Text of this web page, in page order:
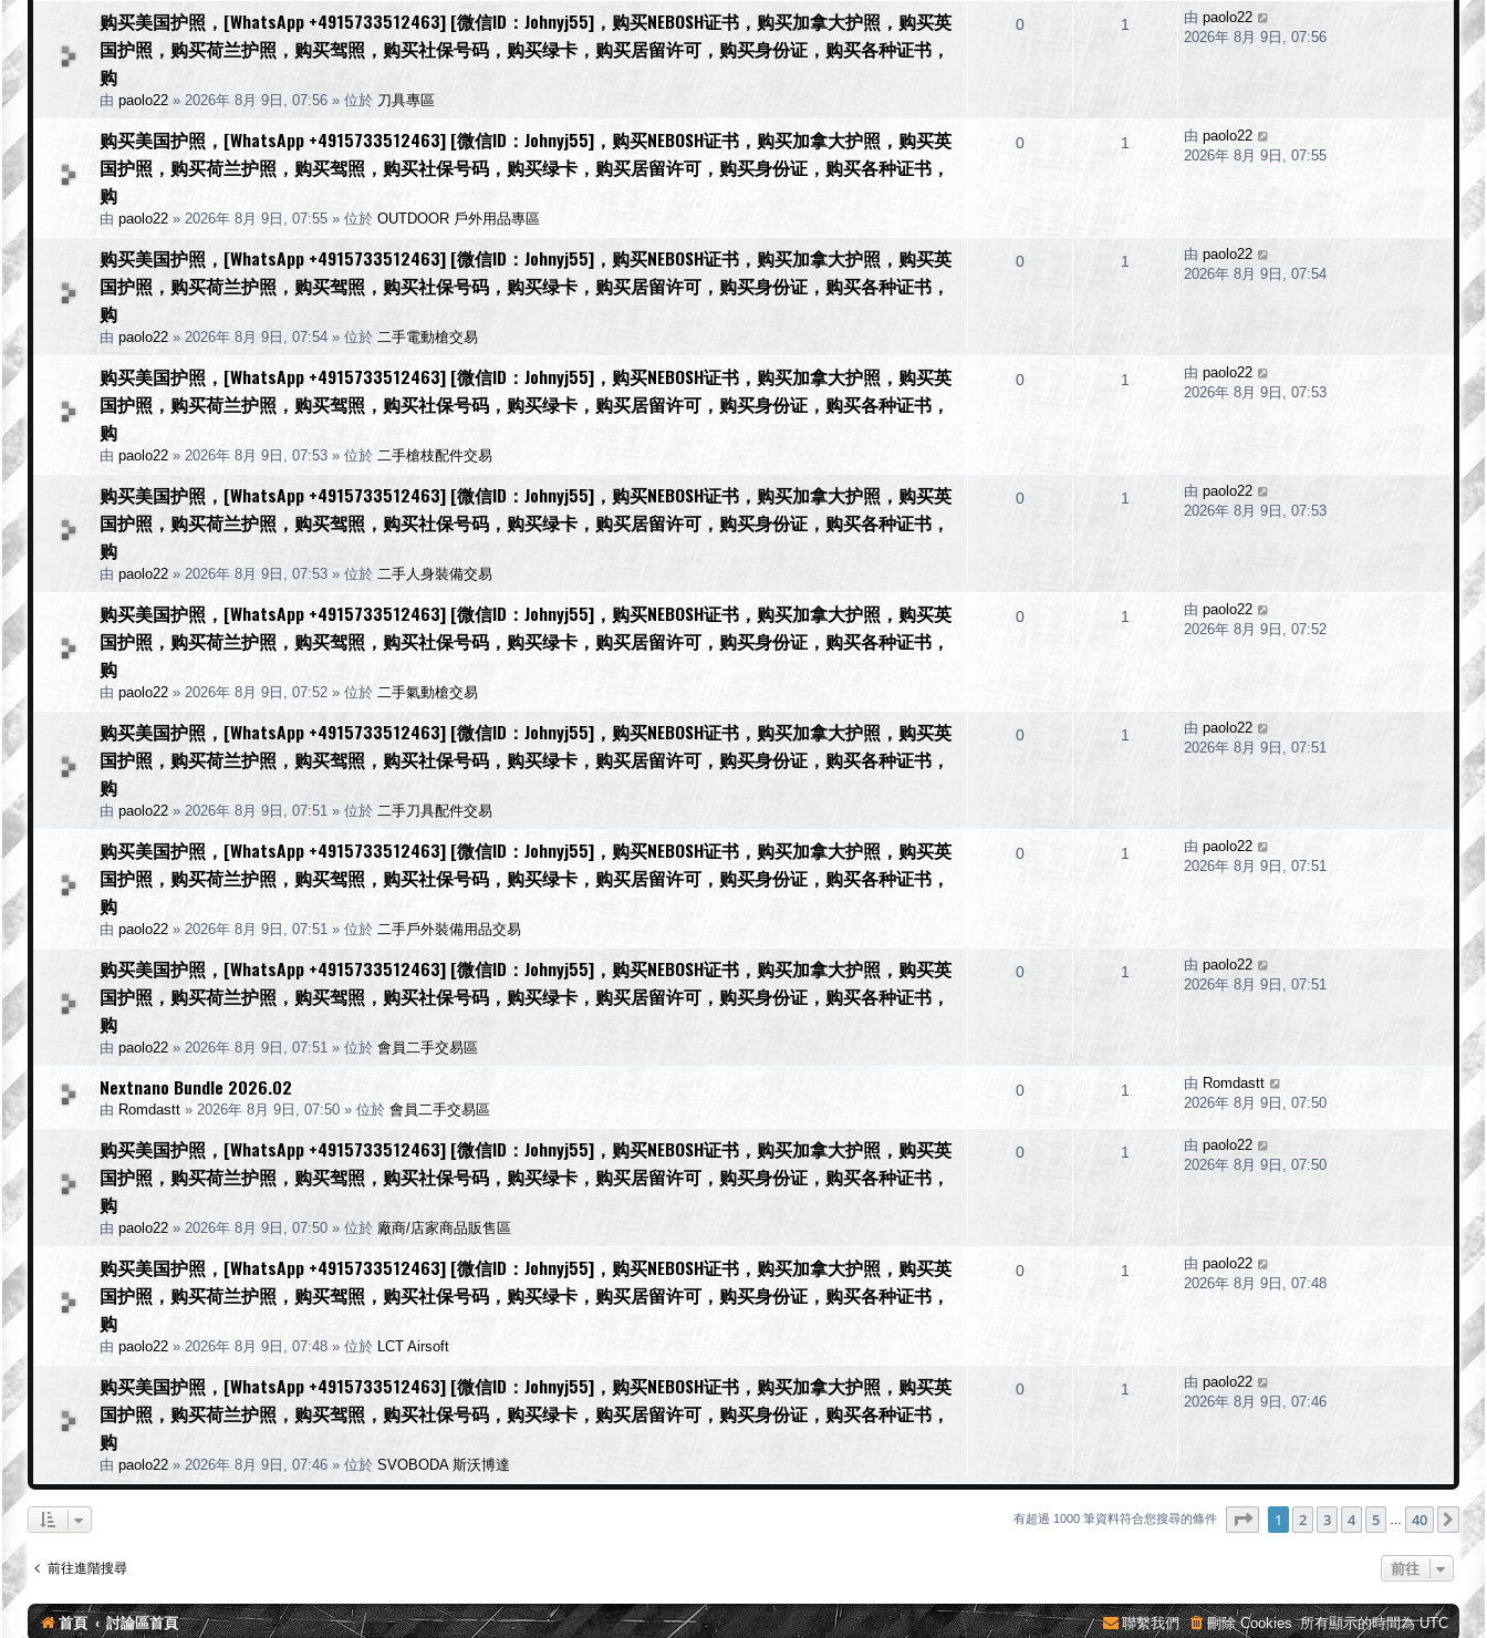
购买美国护照，[WhatsApp +4915733512463] [微信ID：Johnyj55]，购买NEBOSH证书，购买加拿大护照，购买英
国护照，购买荷兰护照，购买驾照，购买社保号码，购买绿卡，购买居留许可，购买身份证，购买各种证书，
购
由 paolo22 » 2026年 8月 9日, 07:56 » 位於 刀具專區
0 1 由 paolo22
2026年 8月 9日, 07:56
购买美国护照，[WhatsApp +4915733512463] [微信ID：Johnyj55]，购买NEBOSH证书，购买加拿大护照，购买英
国护照，购买荷兰护照，购买驾照，购买社保号码，购买绿卡，购买居留许可，购买身份证，购买各种证书，
购
由 paolo22 » 2026年 8月 9日, 07:55 » 位於 OUTDOOR 戶外用品專區
0 1 由 paolo22
2026年 8月 9日, 07:55
购买美国护照，[WhatsApp +4915733512463] [微信ID：Johnyj55]，购买NEBOSH证书，购买加拿大护照，购买英
国护照，购买荷兰护照，购买驾照，购买社保号码，购买绿卡，购买居留许可，购买身份证，购买各种证书，
购
由 paolo22 » 2026年 8月 9日, 07:54 » 位於 二手電動槍交易
0 1 由 paolo22
2026年 8月 9日, 07:54
购买美国护照，[WhatsApp +4915733512463] [微信ID：Johnyj55]，购买NEBOSH证书，购买加拿大护照，购买英
国护照，购买荷兰护照，购买驾照，购买社保号码，购买绿卡，购买居留许可，购买身份证，购买各种证书，
购
由 paolo22 » 2026年 8月 9日, 07:53 » 位於 二手槍枝配件交易
0 1 由 paolo22
2026年 8月 9日, 07:53
购买美国护照，[WhatsApp +4915733512463] [微信ID：Johnyj55]，购买NEBOSH证书，购买加拿大护照，购买英
国护照，购买荷兰护照，购买驾照，购买社保号码，购买绿卡，购买居留许可，购买身份证，购买各种证书，
购
由 paolo22 » 2026年 8月 9日, 07:53 » 位於 二手人身裝備交易
0 1 由 paolo22
2026年 8月 9日, 07:53
购买美国护照，[WhatsApp +4915733512463] [微信ID：Johnyj55]，购买NEBOSH证书，购买加拿大护照，购买英
国护照，购买荷兰护照，购买驾照，购买社保号码，购买绿卡，购买居留许可，购买身份证，购买各种证书，
购
由 paolo22 » 2026年 8月 9日, 07:52 » 位於 二手氣動槍交易
0 1 由 paolo22
2026年 8月 9日, 07:52
购买美国护照，[WhatsApp +4915733512463] [微信ID：Johnyj55]，购买NEBOSH证书，购买加拿大护照，购买英
国护照，购买荷兰护照，购买驾照，购买社保号码，购买绿卡，购买居留许可，购买身份证，购买各种证书，
购
由 paolo22 » 2026年 8月 9日, 07:51 » 位於 二手刀具配件交易
0 1 由 paolo22
2026年 8月 9日, 07:51
购买美国护照，[WhatsApp +4915733512463] [微信ID：Johnyj55]，购买NEBOSH证书，购买加拿大护照，购买英
国护照，购买荷兰护照，购买驾照，购买社保号码，购买绿卡，购买居留许可，购买身份证，购买各种证书，
购
由 paolo22 » 2026年 8月 9日, 07:51 » 位於 二手戶外裝備用品交易
0 1 由 paolo22
2026年 8月 9日, 07:51
购买美国护照，[WhatsApp +4915733512463] [微信ID：Johnyj55]，购买NEBOSH证书，购买加拿大护照，购买英
国护照，购买荷兰护照，购买驾照，购买社保号码，购买绿卡，购买居留许可，购买身份证，购买各种证书，
购
由 paolo22 » 2026年 8月 9日, 07:51 » 位於 會員二手交易區
0 1 由 paolo22
2026年 8月 9日, 07:51
Nextnano Bundle 2026.02
由 Romdastt » 2026年 8月 9日, 07:50 » 位於 會員二手交易區
0 1 由 Romdastt
2026年 8月 9日, 07:50
购买美国护照，[WhatsApp +4915733512463] [微信ID：Johnyj55]，购买NEBOSH证书，购买加拿大护照，购买英
国护照，购买荷兰护照，购买驾照，购买社保号码，购买绿卡，购买居留许可，购买身份证，购买各种证书，
购
由 paolo22 » 2026年 8月 9日, 07:50 » 位於 廠商/店家商品販售區
0 1 由 paolo22
2026年 8月 9日, 07:50
购买美国护照，[WhatsApp +4915733512463] [微信ID：Johnyj55]，购买NEBOSH证书，购买加拿大护照，购买英
国护照，购买荷兰护照，购买驾照，购买社保号码，购买绿卡，购买居留许可，购买身份证，购买各种证书，
购
由 paolo22 » 2026年 8月 9日, 07:48 » 位於 LCT Airsoft
0 1 由 paolo22
2026年 8月 9日, 07:48
购买美国护照，[WhatsApp +4915733512463] [微信ID：Johnyj55]，购买NEBOSH证书，购买加拿大护照，购买英
国护照，购买荷兰护照，购买驾照，购买社保号码，购买绿卡，购买居留许可，购买身份证，购买各种证书，
购
由 paolo22 » 2026年 8月 9日, 07:46 » 位於 SVOBODA 斯沃博達
0 1 由 paolo22
2026年 8月 9日, 07:46
有超過 1000 筆資料符合您搜尋的條件 1頁 (共 40 頁)
1 2 3 4 5 40 下
前往進階搜尋 前往
首頁 討論區首頁 所有顯示的時間為UTC
刪除 Cookies
聯繫我們